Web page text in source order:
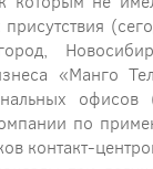
«Манго
офисов
по
контакт-